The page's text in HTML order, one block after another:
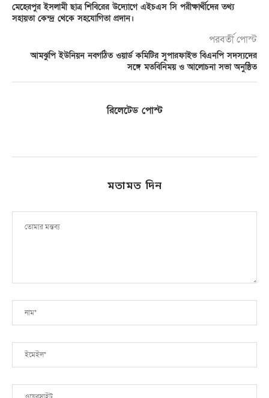
মেহেরপুর ইসলামী ছাত্র শিবিরের উদ্যোগে এইচএস সি পরীক্ষার্থীদের তথ্য
সহায়তা কেন্দ্র থেকে সহযোগিতা প্রদান।
পরবর্তী পোস্ট
আমঝুপি ইউনিয়ন নবগঠিত ওয়ার্ড কমিটির সুপারফাইভ বিএনপি সদস্যদের
সঙ্গে মতবিনিময় ও আলোচনা সভা অনুষ্ঠিত
রিলেটেড পোস্ট
মতামত দিন